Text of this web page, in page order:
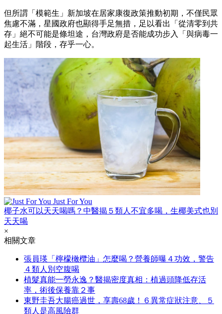
但所謂「模範生」新加坡在居家康復政策推動初期，不僅民眾
焦慮不滿，星國政府也顯得手足無措，足以看出「從清零到共
存」絕不可能是條坦途，台灣政府是否能成功步入「與病毒一
起生活」階段，存乎一心。
Just For You
椰子水可以天天喝嗎？中醫揭５類人不宜多喝，生椰美式也別
天天喝
×
相關文章
張員瑛「檸檬橄欖油」怎麼喝？營養師曝４功效，警告
４類人別空腹喝
植髮真能一勞永逸？醫揭密度真相：植過頭降低存活
率，術後保養靠２事
東野圭吾大腸癌過世，享壽68歲！６異常症狀注意、５
類人是高風險群